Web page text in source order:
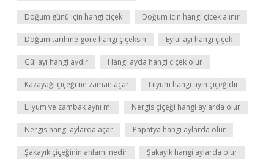
Doğum günü için hangi çiçek Doğum için hangi çiçek alınır
Doğum tarihine göre hangi çiçeksin Eylül ayı hangi çiçek
Gül ayı hangi aydır Hangi ayda hangi çiçek olur
Kazayağı çiçeği ne zaman açar Lilyum hangi ayın çiçeğidir
Lilyum ve zambak aynı mı Nergis çiçeği hangi aylarda olur
Nergis hangi aylarda açar Papatya hangi aylarda olur
Şakayık çiçeğinin anlamı nedir Şakayık hangi aylarda olur